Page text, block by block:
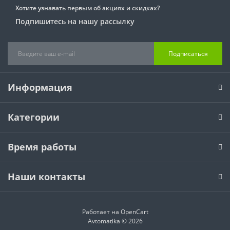
NICE
ROGER
NICE
ROGER
NICE
ROGER
STEELON
Автоматические шлагбаумы
Аксесуары для шлагбаумов
Аксессуары для роллет
Платы и блоки управления
Сигнальная лампа
Фотоэлементы
Хотите узнавать первым об акциях и скидках?
Подпишитесь на нашу рассылку
Подписаться
Информация
Категории
Время работы
Наши контакты
Работает на OpenCart
Avtomatika © 2026